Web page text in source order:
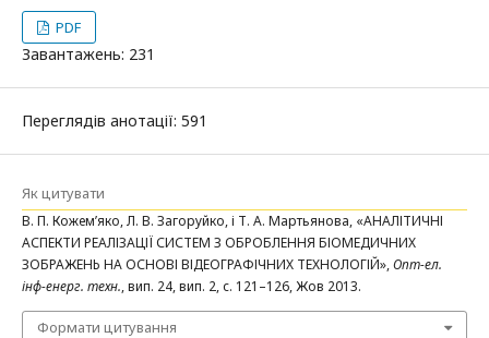
PDF
Завантажень: 231
Переглядів анотації: 591
Як цитувати
В. П. Кожем’яко, Л. В. Загоруйко, і Т. А. Мартьянова, «АНАЛІТИЧНІ
АСПЕКТИ РЕАЛІЗАЦІЇ СИСТЕМ З ОБРОБЛЕННЯ БІОМЕДИЧНИХ
ЗОБРАЖЕНЬ НА ОСНОВІ ВІДЕОГРАФІЧНИХ ТЕХНОЛОГІЙ»,Опт-ел.
інф-енерг. техн., вип. 24, вип. 2, с. 121–126, Жов 2013.
Формати цитування